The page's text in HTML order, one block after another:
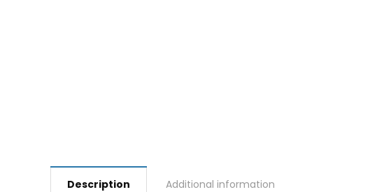
Description Additional information